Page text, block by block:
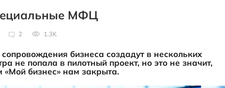
МФЦ
2 1.3K
бизнеса создадут в нескольких
не попала в пилотный проект, но это не значит,
бизнес» нам закрыта.